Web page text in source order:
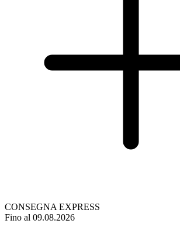
CONSEGNA EXPRESS
Fino al 09.08.2026